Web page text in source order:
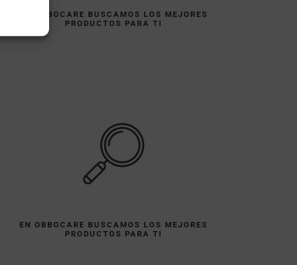
EN OBBOCARE BUSCAMOS LOS MEJORES
PRODUCTOS PARA TI
EN OBBOCARE BUSCAMOS LOS MEJORES
PRODUCTOS PARA TI